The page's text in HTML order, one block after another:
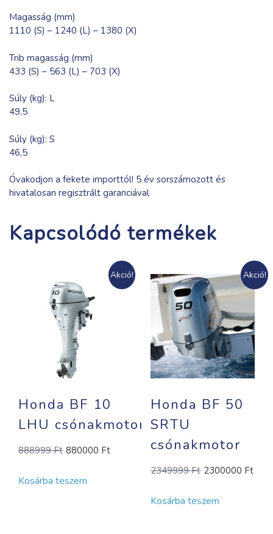
Magasság (mm)
1110 (S) – 1240 (L) – 1380 (X)
Trib magasság (mm)
433 (S) – 563 (L) – 703 (X)
Súly (kg): L
49,5
Súly (kg): S
46,5
Óvakodjon a fekete importtól! 5 év sorszámozott és
hivatalosan regisztrált garanciával
Kapcsolódó termékek
Akció!
Honda BF 10
LHU csónakmotor
888999Ft Original
was:
880000 FtCurrent
880000 Ft.
Kosárba teszem
Akció!
Honda BF 50
SRTU
csónakmotor
2349999Ft Original
was:
2300000 Ft
Kosárba teszem